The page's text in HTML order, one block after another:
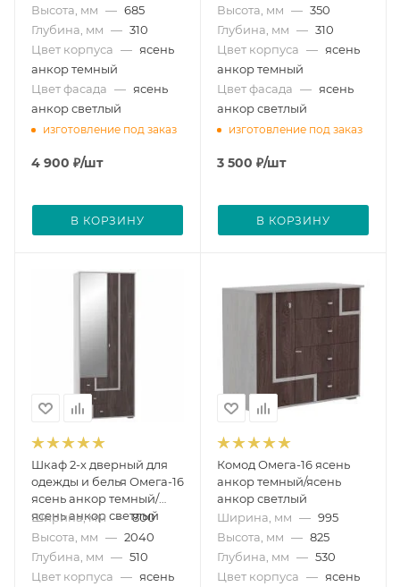
Высота, мм — 685
Глубина, мм — 310
Цвет корпуса — ясень
анкор темный
Цвет фасада — ясень
анкор светлый
изготовление под заказ
4 900 ₽/шт
В КОРЗИНУ
Высота, мм — 350
Глубина, мм — 310
Цвет корпуса — ясень
анкор темный
Цвет фасада — ясень
анкор светлый
изготовление под заказ
3 500 ₽/шт
В КОРЗИНУ
Шкаф 2-х дверный для
одежды и белья Омега-16
ясень анкор темный/
ясень анкор светлый
Ширина, мм — 800
Высота, мм — 2040
Глубина, мм — 510
Цвет корпуса — ясень
Комод Омега-16 ясень
анкор темный/ясень
анкор светлый
Ширина, мм — 995
Высота, мм — 825
Глубина, мм — 530
Цвет корпуса — ясень